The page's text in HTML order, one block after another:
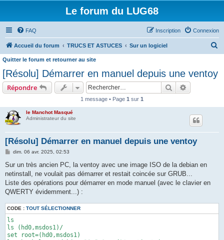
Le forum du LUG68
FAQ Connexion
Inscription
Accueil du forum TRUCS ET ASTUCES Sur un logiciel
Quitter le forum et retourner au site
[Résolu] Démarrer en manuel depuis une ventoy
Répondre Rechercher
1 message • Page 1 sur 1
le Manchot Masqué
Administrateur du site
[Résolu] Démarrer en manuel depuis une ventoy
M
s
a
g
dim. 06 avr. 2025, 02:53
Sur un très ancien PC, la ventoy avec une image ISO de la debian en
netinstall, ne voulait pas démarrer et restait coincée sur GRUB...
Liste des opérations pour démarrer en mode manuel (avec le clavier en
QWERTY évidemment...) :
CODE : TOUT SÉLECTIONNER
ls
ls (hd0,msdos1)/
set root=(hd0,msdos1)